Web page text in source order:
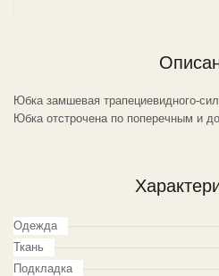
Юбка замшевая трапециевидного-
Юбка отстрочена по поперечным и
Одежда
Ткань
Подкладка